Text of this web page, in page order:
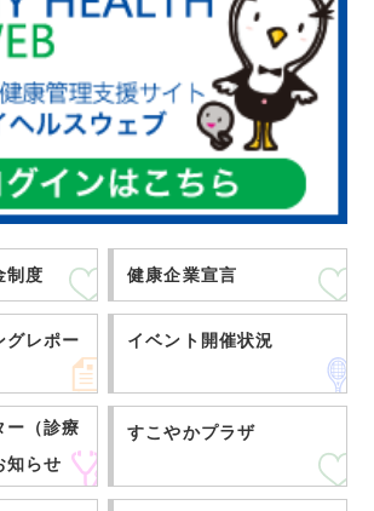
制度 健康企業宣言
グレポー
イベント開催状況
ー（診療
知らせ
すこやかプラザ